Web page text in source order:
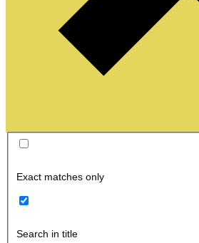
Exact matches only
Search in title